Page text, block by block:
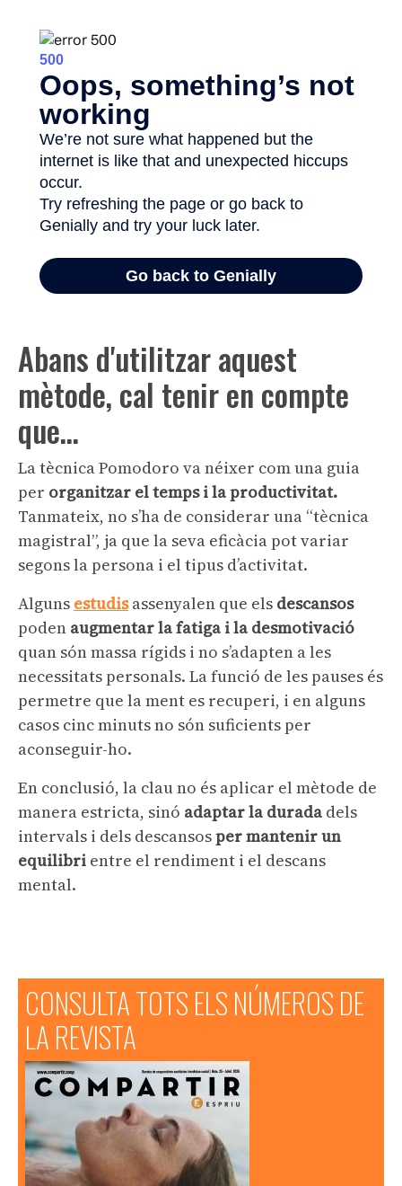
Abans d'utilitzar aquest
mètode, cal tenir en compte
que…
La tècnica Pomodoro va néixer com una guia
per organitzar el temps i la productivitat.
Tanmateix, no s’ha de considerar una “tècnica
magistral”, ja que la seva eficàcia pot variar
segons la persona i el tipus d’activitat.
Alguns estudis assenyalen que els descansos
poden augmentar la fatiga i la desmotivació
quan són massa rígids i no s’adapten a les
necessitats personals. La funció de les pauses és
permetre que la ment es recuperi, i en alguns
casos cinc minuts no són suficients per
aconseguir-ho.
En conclusió, la clau no és aplicar el mètode de
manera estricta, sinó adaptar la durada dels
intervals i dels descansosper mantenir un
equilibri entre el rendiment i el descans
mental.
CONSULTA TOTS ELS NÚMEROS DE
LA REVISTA